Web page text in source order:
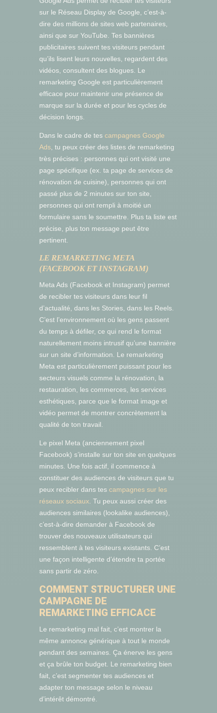
sur le Réseau Display de Google, c’est-à-
dire des millions de sites web partenaires,
ainsi que sur YouTube. Tes bannières
publicitaires suivent tes visiteurs pendant
qu’ils lisent leurs nouvelles, regardent des
vidéos, consultent des blogues. Le
remarketing Google est particulièrement
efficace pour maintenir une présence de
marque sur la durée et pour les cycles de
décision longs.
Dans le cadre de tes campagnes Google
Ads, tu peux créer des listes de remarketing
très précises : personnes qui ont visité une
page spécifique (ex. ta page de services de
rénovation de cuisine), personnes qui ont
passé plus de 2 minutes sur ton site,
personnes qui ont rempli à moitié un
formulaire sans le soumettre. Plus ta liste est
précise, plus ton message peut être
pertinent.
LE REMARKETING META
(FACEBOOK ET INSTAGRAM)
Meta Ads (Facebook et Instagram) permet
de recibler tes visiteurs dans leur fil
d’actualité, dans les Stories, dans les Reels.
C’est l’environnement où les gens passent
du temps à défiler, ce qui rend le format
naturellement moins intrusif qu’une bannière
sur un site d’information. Le remarketing
Meta est particulièrement puissant pour les
secteurs visuels comme la rénovation, la
restauration, les commerces, les services
esthétiques, parce que le format image et
vidéo permet de montrer concrètement la
qualité de ton travail.
Le pixel Meta (anciennement pixel
Facebook) s’installe sur ton site en quelques
minutes. Une fois actif, il commence à
constituer des audiences de visiteurs que tu
peux recibler dans tes campagnes sur les
réseaux sociaux. Tu peux aussi créer des
audiences similaires (lookalike audiences),
c’est-à-dire demander à Facebook de
trouver des nouveaux utilisateurs qui
ressemblent à tes visiteurs existants. C’est
une façon intelligente d’étendre ta portée
sans partir de zéro.
COMMENT STRUCTURER UNE
CAMPAGNE DE
REMARKETING EFFICACE
Le remarketing mal fait, c’est montrer la
même annonce générique à tout le monde
pendant des semaines. Ça énerve les gens
et ça brûle ton budget. Le remarketing bien
fait, c’est segmenter tes audiences et
adapter ton message selon le niveau
d’intérêt démontré.